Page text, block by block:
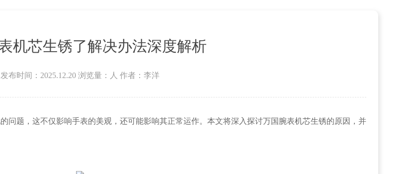
机芯生锈了解决办法深度解析
发布时间：2025.12.20 浏览量： 人 作者：李洋
题，这不仅影响手表的美观，还可能影响其正常运作。本文将深入探讨万国腕表机芯生锈的原因，并